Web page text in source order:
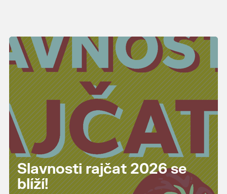
Slavnosti rajčat 2026 se
blíží!